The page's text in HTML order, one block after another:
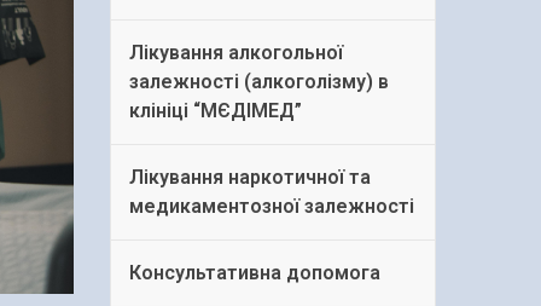
Лікування алкогольної
залежності (алкоголізму) в
клініці “МЄДІМЕД”
Лікування наркотичної та
медикаментозної залежності
Консультативна допомога